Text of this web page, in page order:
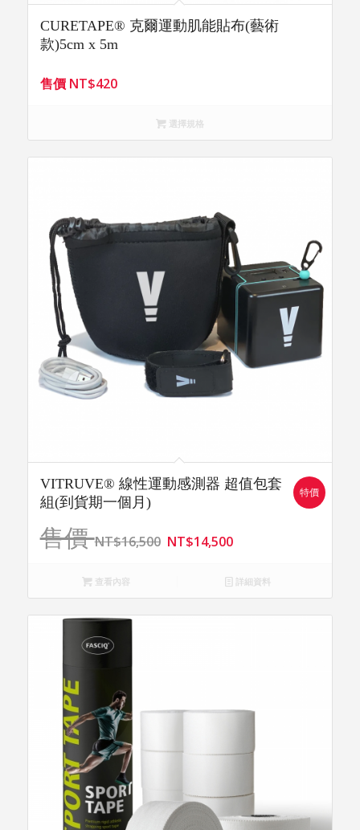
CURETAPE® 克爾運動肌能貼布(藝術
款)5cm x 5m
售價 NT$420
選擇規格
VITRUVE® 線性運動感測器 超值包套
組(到貨期一個月)
售價NT$16,500 NT$14,500
特價
查看內容 詳細資料